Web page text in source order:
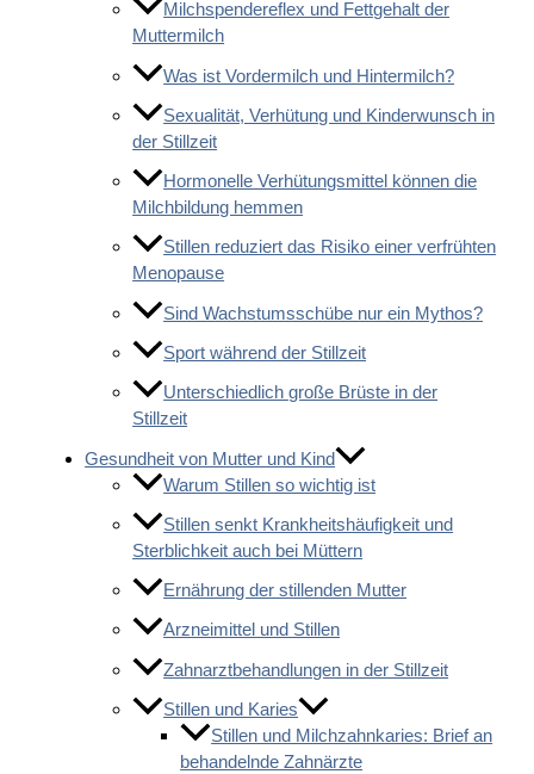
Milchspendereflex und Fettgehalt der
Muttermilch
Was ist Vordermilch und Hintermilch?
Sexualität, Verhütung und Kinderwunsch in
der Stillzeit
Hormonelle Verhütungsmittel können die
Milchbildung hemmen
Stillen reduziert das Risiko einer verfrühten
Menopause
Sind Wachstumsschübe nur ein Mythos?
Sport während der Stillzeit
Unterschiedlich große Brüste in der
Stillzeit
Gesundheit von Mutter und Kind
Warum Stillen so wichtig ist
Stillen senkt Krankheitshäufigkeit und
Sterblichkeit auch bei Müttern
Ernährung der stillenden Mutter
Arzneimittel und Stillen
Zahnarztbehandlungen in der Stillzeit
Stillen und Karies
Stillen und Milchzahnkaries: Brief an
behandelnde Zahnärzte